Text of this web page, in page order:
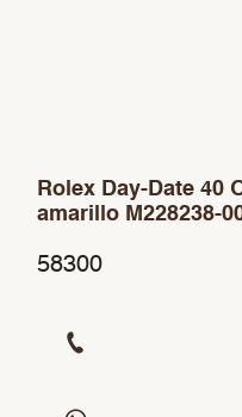
Rolex Day-Date 40
amarillo M228238-
58300